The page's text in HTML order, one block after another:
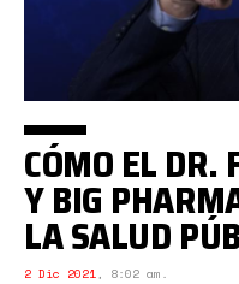
CÓMO EL DR.
Y BIG
LA SALUD
2 Dic 2021, 8:02 am.